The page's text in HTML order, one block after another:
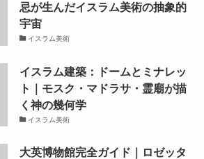
忌が生んだイスラム美術の抽象的
宇宙
イスラム美術
イスラム建築：ドームとミナレッ
ト｜モスク・マドラサ・霊廟が描
く神の幾何学
イスラム美術
大英博物館完全ガイド｜ロゼッタ